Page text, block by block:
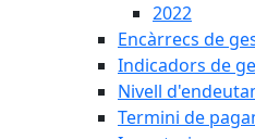
2022
Encàrrecs de
Indicadors de
Nivell
Termini de